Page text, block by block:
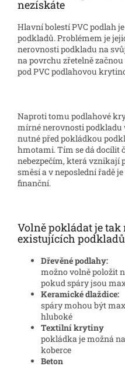
nezískáte
Hlavní bolestí PVC podlah
podkladů. Problémem je
nerovnosti podkladu na
na povrchu zřetelně
pod PVC podlahovou
Naproti tomu podlahové
mírné nerovnosti
nutné před pokládkou
hmotami. Tím se dá docílit
nebezpečím, která vznikají
směsí a v neposlední řadě
finanční.
Volně pokládat je
existujících podkladů
Dřevěné podlahy:
možno volně položit
pokud spáry jsou
Keramické dlaždice:
spáry mohou být
hluboké
Textilní krytiny
pokládka je možná
koberce
Beton